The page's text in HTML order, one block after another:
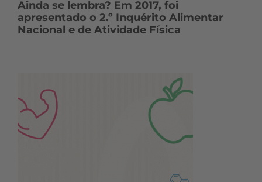
Ainda se lembra? Em 2017, foi
apresentado o 2.º Inquérito Alimentar
Nacional e de Atividade Física